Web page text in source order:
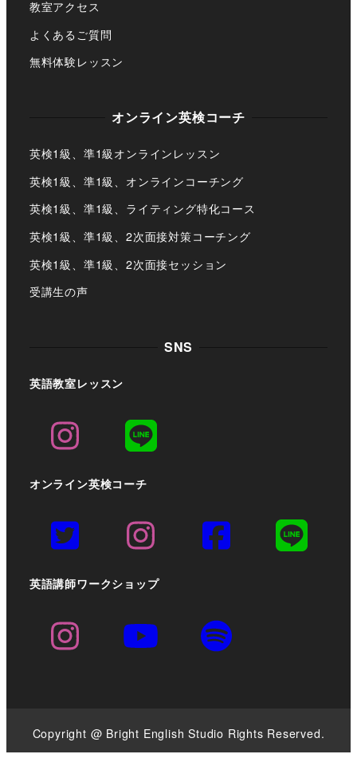
教室アクセス
よくあるご質問
無料体験レッスン
オンライン英検コーチ
英検1級、準1級オンラインレッスン
英検1級、準1級、オンラインコーチング
英検1級、準1級、ライティング特化コース
英検1級、準1級、2次面接対策コーチング
英検1級、準1級、2次面接セッション
受講生の声
SNS
英語教室レッスン
オンライン英検コーチ
英語講師ワークショップ
Copyright @ Bright English Studio Rights Reserved.